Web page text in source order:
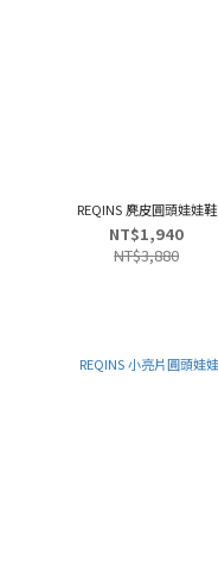
REQINS 麂皮圓頭娃娃鞋
NT$1,940
NT$3,880